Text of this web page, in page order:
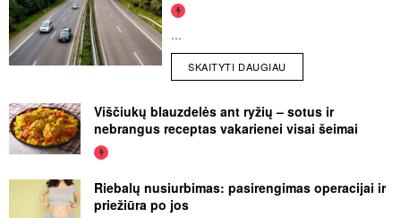
...
SKAITYTI DAUGIAU
Viščiukų blauzdelės ant ryžių – sotus ir
nebrangus receptas vakarienei visai šeimai
Riebalų nusiurbimas: pasirengimas operacijai ir
priežiūra po jos